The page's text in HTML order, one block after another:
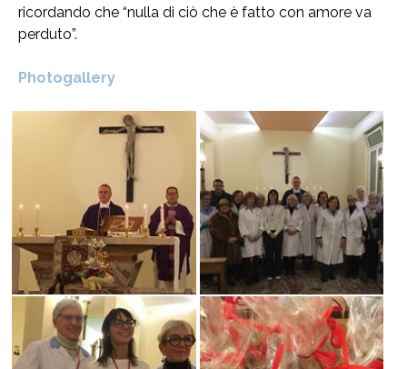
ricordando che “nulla di ciò che è fatto con amore va
perduto”.
Photogallery